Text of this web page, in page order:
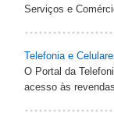
Serviços e
Telefonia e
O Portal da
acesso às